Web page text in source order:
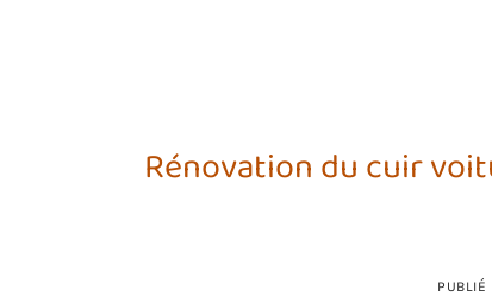
Rénovation du cuir